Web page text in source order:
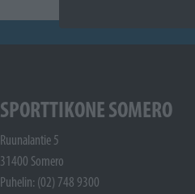
SPORTTIKONE SOMERO
Ruunalantie 5
31400 Somero
Puhelin: (02) 748 9300